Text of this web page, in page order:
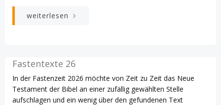
weiterlesen
Fastentexte 26
In der Fastenzeit 2026 möchte von Zeit zu Zeit das Neue
Testament der Bibel an einer zufällig gewählten Stelle
aufschlagen und ein wenig über den gefundenen Text